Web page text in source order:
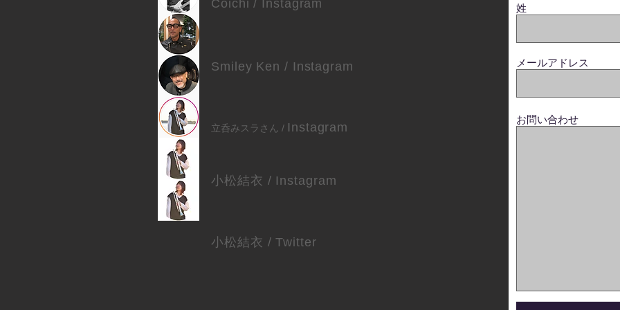
Coichi / Instagram
Smiley Ken / Instagram
​立呑みスラさん / Instagram
小松結衣 / Instagram
小松結衣 /Twitter
姓
メールアドレス
お問い合わせ